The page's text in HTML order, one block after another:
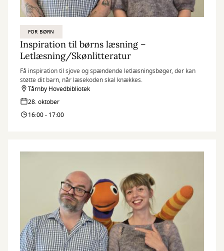
FOR BØRN
Inspiration til børns læsning –
Letlæsning/Skønlitteratur
Få inspiration til sjove og spændende letlæsningsbøger, der kan
støtte dit barn, når læsekoden skal knækkes.
Tårnby Hovedbibliotek
28. oktober
16:00 - 17:00